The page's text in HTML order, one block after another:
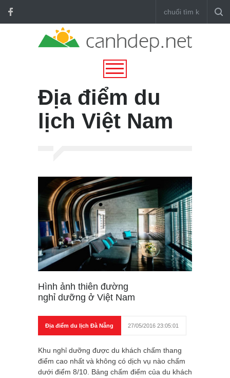
Địa điểm du
lịch Việt Nam
Hình ảnh thiên đường
nghỉ dưỡng ở Việt Nam
Địa điểm du lịch Đà Nẵng 27/05/2016 23:05:01
Khu nghỉ dưỡng được du khách chấm thang
điểm cao nhất và không có dịch vụ nào chấm
dưới điểm 8/10. Bảng chấm điểm của du khách